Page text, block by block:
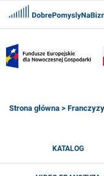
FRANCZYZY
Strona główna > Franczyzy
KATALOG